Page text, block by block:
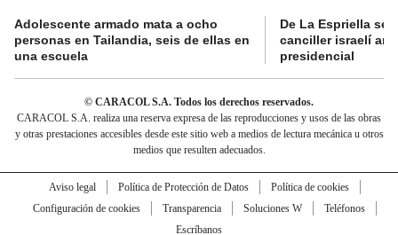
Adolescente armado mata a ocho
personas en Tailandia, seis de ellas en
una escuela
De La Espriella se
canciller israelí
presidencial
© CARACOL S.A. Todos los derechos reservados.
CARACOL S.A. realiza una reserva expresa de las reproducciones y usos de las obras
y otras prestaciones accesibles desde este sitio web a medios de lectura mecánica u otros
medios que resulten adecuados.
Aviso legal Política de Protección de Datos
Política de cookies
Configuración de cookies
Transparencia Soluciones W
Teléfonos
Escríbanos